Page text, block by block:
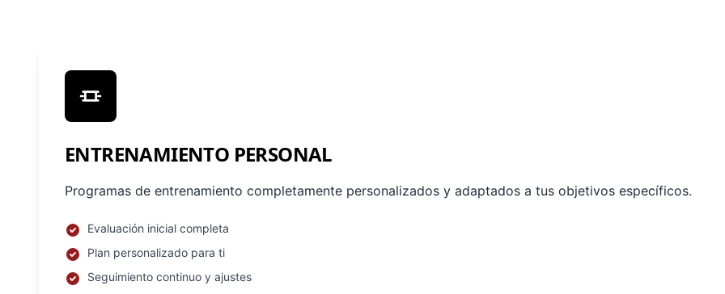
ENTRENAMIENTO PERSONAL
Programas de entrenamiento completamente personalizados y adaptados a tus objetivos específicos.
Evaluación inicial completa
Plan personalizado para ti
Seguimiento continuo y ajustes